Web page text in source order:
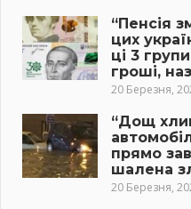
“Пенсія
цих
ці 3
гроші,
20 Березня,
“Дощ
прямо
шалена
20 Березня,